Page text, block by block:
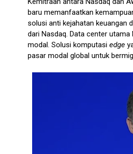
baru memanfaatkan
solusi anti kejahatan keuangan
dari Nasdaq. Data center
modal. Solusi komputasi edge
pasar modal global untuk